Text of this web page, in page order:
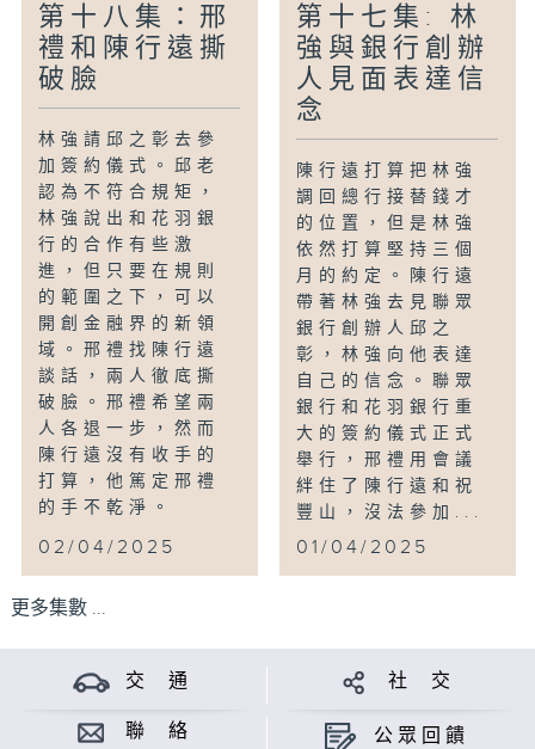
第十八集：邢
禮和陳行遠撕
破臉
林強請邱之彰去參
加簽約儀式。邱老
認為不符合規矩，
林強說出和花羽銀
行的合作有些激
進，但只要在規則
的範圍之下，可以
開創金融界的新領
域。邢禮找陳行遠
談話，兩人徹底撕
破臉。邢禮希望兩
人各退一步，然而
陳行遠沒有收手的
打算，他篤定邢禮
的手不乾淨。
02/04/2025
第十七集: 林
強與銀行創辦
人見面表達信
念
陳行遠打算把林強
調回總行接替錢才
的位置，但是林強
依然打算堅持三個
月的約定。陳行遠
帶著林強去見聯眾
銀行創辦人邱之
彰，林強向他表達
自己的信念。聯眾
銀行和花羽銀行重
大的簽約儀式正式
舉行，邢禮用會議
絆住了陳行遠和祝
豐山，沒法參加...
01/04/2025
更多集數 ...
交 通 社 交
聯 絡 公眾回饋